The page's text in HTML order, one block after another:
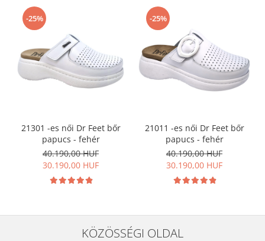
-25%
21301 -es női Dr Feet bőr
papucs - fehér
40.190,00 HUF
30.190,00 HUF
-25%
21011 -es női Dr Feet bőr
papucs - fehér
40.190,00 HUF
30.190,00 HUF
KÖZÖSSÉGI OLDAL